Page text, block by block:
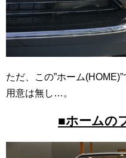
ただ、この”ホーム
用意は無し…。
■ホームの